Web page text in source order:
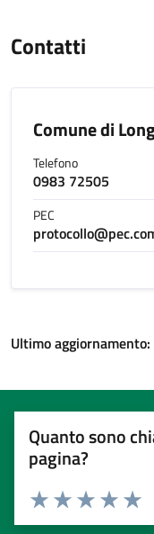
Contatti
Comune di
Telefono
0983 72505
PEC
Ultimo aggiornamento:
Quanto sono
pagina?
Valuta 4
Valuta 3
Valuta 2 stelle
Valuta 1 stelle su 5